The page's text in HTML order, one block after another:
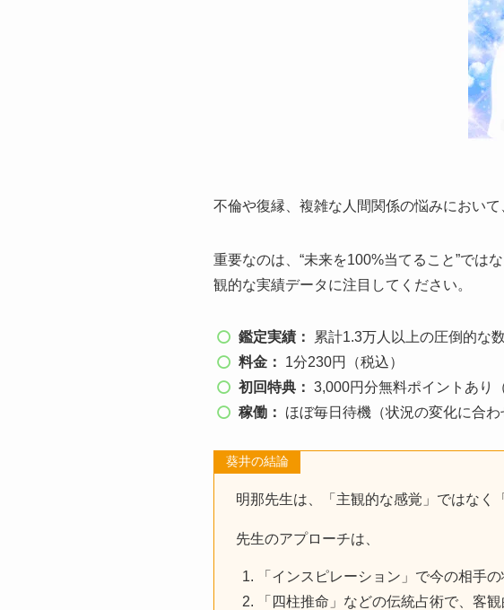
不倫や復縁、複雑な人間関係の悩みにおい
重要なのは、“未来を100%当てること”では
観的な実績データに注目してください。
鑑定実績：
累計1.3万人以上の圧倒的な
料金：
1分230円（税込）
初回特典： 3,000円分無料ポイントあり
稼働：
ほぼ毎日待機（状況の変化に合わ
葵井の結論
明那先生は、「主観的な感覚」ではなく
先生のアプローチは、
「インスピレーション」で今の相手
「四柱推命」などの伝統占術で、客